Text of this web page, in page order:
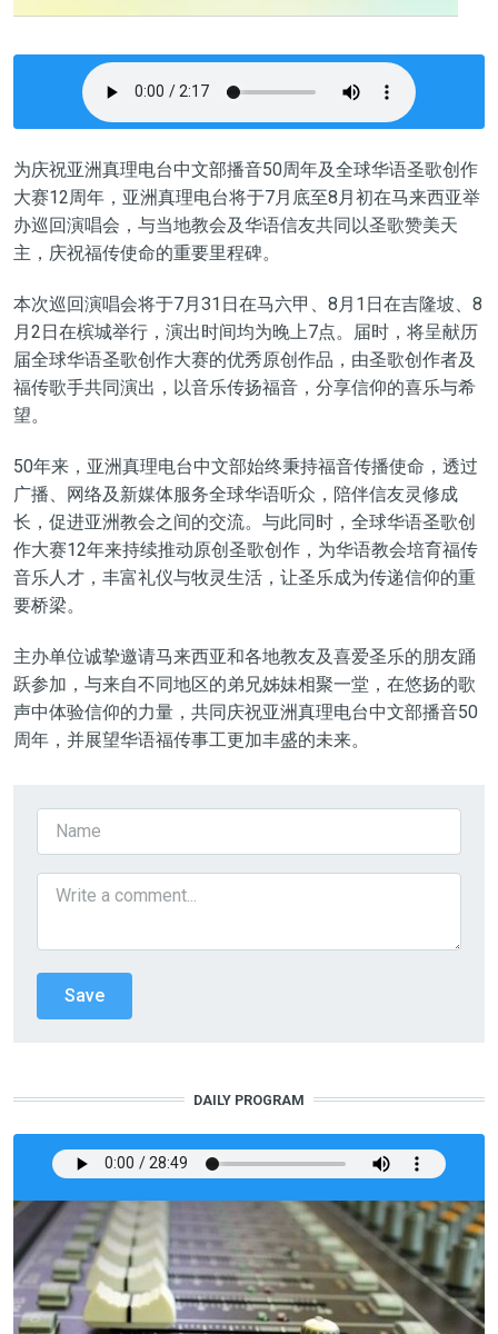
为庆祝亚洲真理电台中文部播音50周年及全球华语圣歌创作
大赛12周年，亚洲真理电台将于7月底至8月初在马来西亚举
办巡回演唱会，与当地教会及华语信友共同以圣歌赞美天
主，庆祝福传使命的重要里程碑。
本次巡回演唱会将于7月31日在马六甲、8月1日在吉隆坡、8
月2日在槟城举行，演出时间均为晚上7点。届时，将呈献历
届全球华语圣歌创作大赛的优秀原创作品，由圣歌创作者及
福传歌手共同演出，以音乐传扬福音，分享信仰的喜乐与希
望。
50年来，亚洲真理电台中文部始终秉持福音传播使命，透过
广播、网络及新媒体服务全球华语听众，陪伴信友灵修成
长，促进亚洲教会之间的交流。与此同时，全球华语圣歌创
作大赛12年来持续推动原创圣歌创作，为华语教会培育福传
音乐人才，丰富礼仪与牧灵生活，让圣乐成为传递信仰的重
要桥梁。
主办单位诚挚邀请马来西亚和各地教友及喜爱圣乐的朋友踊
跃参加，与来自不同地区的弟兄姊妹相聚一堂，在悠扬的歌
声中体验信仰的力量，共同庆祝亚洲真理电台中文部播音50
周年，并展望华语福传事工更加丰盛的未来。
DAILY PROGRAM